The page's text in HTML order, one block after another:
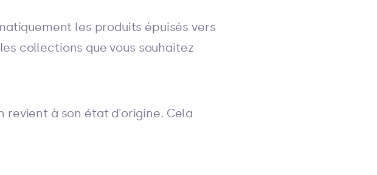
les produits épuisés vers
collections que vous souhaitez
à son état d'origine. Cela